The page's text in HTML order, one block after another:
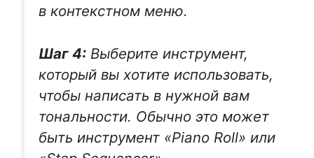
в контекстном меню.
Шаг 4: Выберите инструмент,
который вы хотите использовать,
чтобы написать в нужной вам
тональности. Обычно это может
быть инструмент «Piano Roll» или